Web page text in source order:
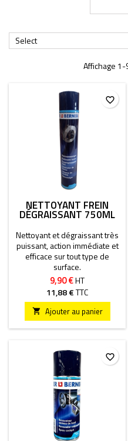
Select
Affichage
NETTOYANT FREIN
DÉGRAISSANT 750ML
Nettoyant et dégraissant très
puissant, action immédiate et
efficace sur tout type de
surface.
9,90 €HT
11,88 €TTC
 Ajouter au panier
favorite_border
favorite_border